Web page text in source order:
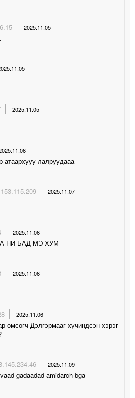
2025.11.05
2025.11.05
атаархууу лалруудааа
2025.11.07
2025.11.06
НИ БАД МЭ ХУМ
2025.11.06
2025.11.06
өмсөгч Дэлгэрмааг хүчиндсэн хэрэг
2025.11.09
gadaadad amidarch bga